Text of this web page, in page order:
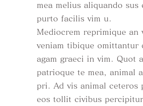
mea melius aliquando sus
purto facilis vim u.
Mediocrem reprimique an
veniam tibique omittantur
agam graeci in vim. Quot
patrioque te mea, animal
pri. Ad vis animal ceteros
eos tollit civibus